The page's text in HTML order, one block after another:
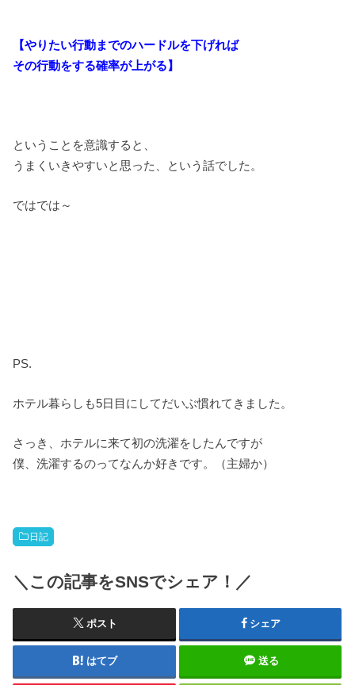
【やりたい行動までのハードルを下げれば
その行動をする確率が上がる】
ということを意識すると、
うまくいきやすいと思った、という話でした。
ではでは～
PS.
ホテル暮らしも5日目にしてだいぶ慣れてきました。
さっき、ホテルに来て初の洗濯をしたんですが
僕、洗濯するのってなんか好きです。（主婦か）
日記
＼この記事をSNSでシェア！／
ポスト シェア
はてブ 送る